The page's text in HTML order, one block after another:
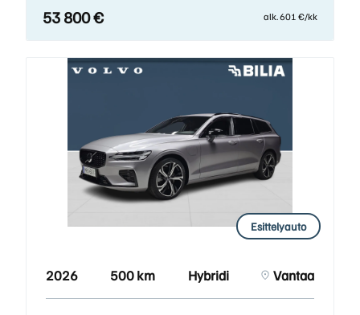
53 800 € alk. 601 €/kk
Esittelyauto
2026 500 km Hybridi Vantaa